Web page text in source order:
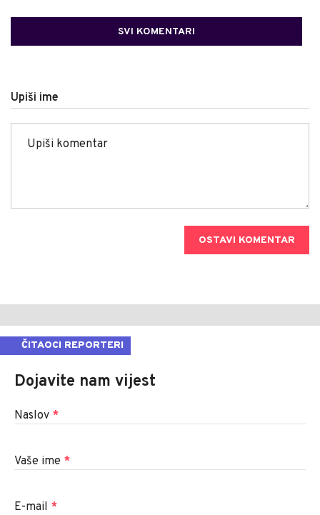
SVI KOMENTARI
Upiši ime
OSTAVI KOMENTAR
ČITAOCI REPORTERI
Dojavite nam vijest
Naslov *
Vaše ime *
E-mail *